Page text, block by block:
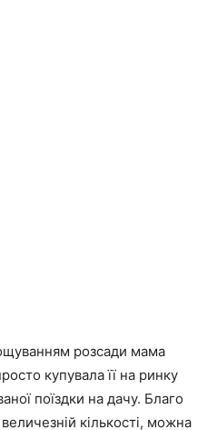
розсади мама
купувала її на ринку
поїздки на дачу. Благо
кількості, можна